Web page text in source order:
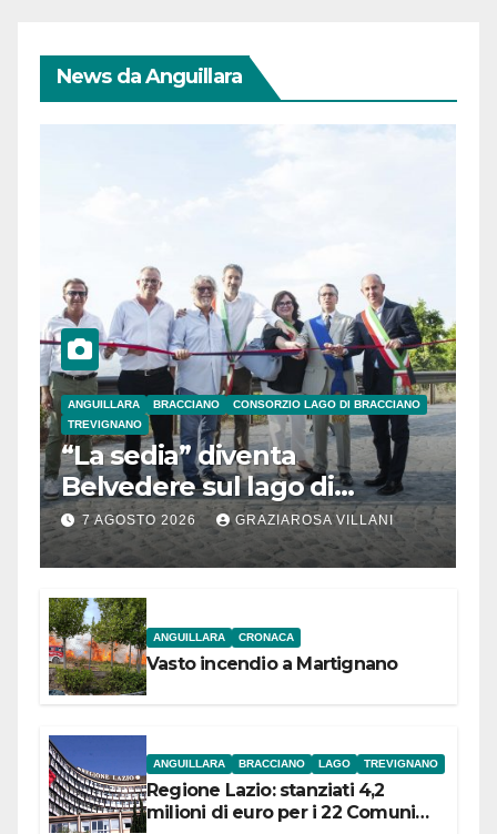
News da Anguillara
ANGUILLARA BRACCIANO
CONSORZIO LAGO DI BRACCIANO
TREVIGNANO
“La sedia” diventa
Belvedere sul lago di
Bracciano: ieri
l’inaugurazione
7 AGOSTO 2026 GRAZIAROSA VILLANI
ANGUILLARA CRONACA
Vasto incendio a Martignano
ANGUILLARA BRACCIANO LAGO TREVIGNANO
Regione Lazio: stanziati 4,2
milioni di euro per i 22 Comuni